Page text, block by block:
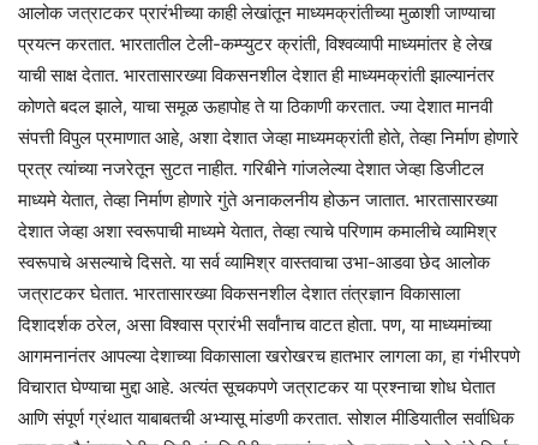
आलोक जत्राटकर प्रारंभीच्या काही लेखांतून माध्यमक्रांतीच्या मुळाशी जाण्याचा
प्रयत्न करतात. भारतातील टेली-कम्प्युटर क्रांती, विश्वव्यापी माध्यमांतर हे लेख
याची साक्ष देतात. भारतासारख्या विकसनशील देशात ही माध्यमक्रांती झाल्यानंतर
कोणते बदल झाले, याचा समूळ ऊहापोह ते या ठिकाणी करतात. ज्या देशात मानवी
संपत्ती विपुल प्रमाणात आहे, अशा देशात जेव्हा माध्यमक्रांती होते, तेव्हा निर्माण होणारे
प्रत्र त्यांच्या नजरेतून सुटत नाहीत. गरिबीने गांजलेल्या देशात जेव्हा डिजीटल
माध्यमे येतात, तेव्हा निर्माण होणारे गुंते अनाकलनीय होऊन जातात. भारतासारख्या
देशात जेव्हा अशा स्वरूपाची माध्यमे येतात, तेव्हा त्याचे परिणाम कमालीचे व्यामिश्र
स्वरूपाचे असल्याचे दिसते. या सर्व व्यामिश्र वास्तवाचा उभा-आडवा छेद आलोक
जत्राटकर घेतात. भारतासारख्या विकसनशील देशात तंत्रज्ञान विकासाला
दिशादर्शक ठरेल, असा विश्वास प्रारंभी सर्वांनाच वाटत होता. पण, या माध्यमांच्या
आगमनानंतर आपल्या देशाच्या विकासाला खरोखरच हातभार लागला का, हा गंभीरपणे
विचारात घेण्याचा मुद्दा आहे. अत्यंत सूचकपणे जत्राटकर या प्रश्नाचा शोध घेतात
आणि संपूर्ण ग्रंथात याबाबतची अभ्यासू मांडणी करतात. सोशल मीडियातील सर्वाधिक